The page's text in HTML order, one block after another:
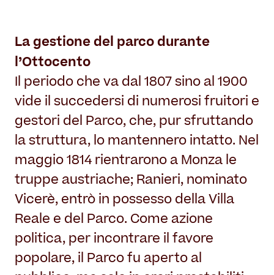
La gestione del parco durante
l’Ottocento
Il periodo che va dal 1807 sino al 1900
vide il succedersi di numerosi fruitori e
gestori del Parco, che, pur sfruttando
la struttura, lo mantennero intatto. Nel
maggio 1814 rientrarono a Monza le
truppe austriache; Ranieri, nominato
Vicerè, entrò in possesso della Villa
Reale e del Parco. Come azione
politica, per incontrare il favore
popolare, il Parco fu aperto al